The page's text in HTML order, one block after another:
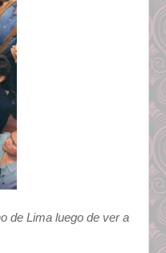
de Lima luego de ver a